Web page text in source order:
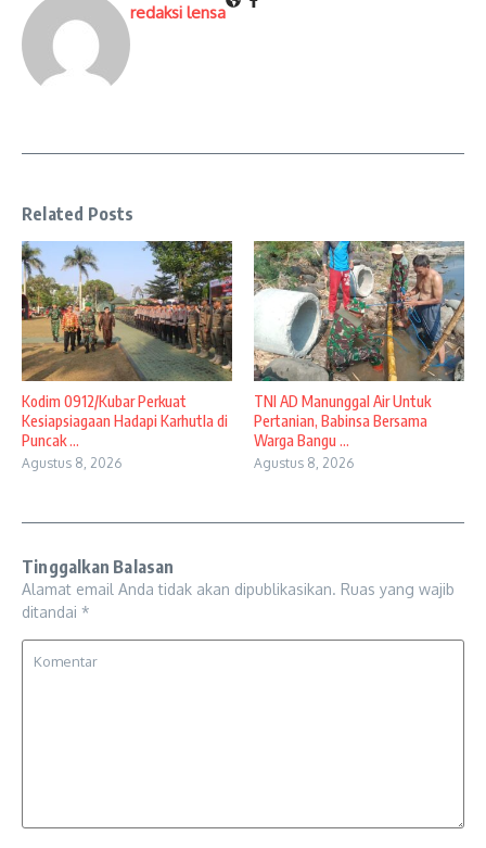
redaksi lensa
Related Posts
Kodim 0912/Kubar Perkuat
Kesiapsiagaan Hadapi Karhutla di
Puncak ...
Agustus 8, 2026
TNI AD Manunggal Air Untuk
Pertanian, Babinsa Bersama
Warga Bangu ...
Agustus 8, 2026
Tinggalkan Balasan
Alamat email Anda tidak akan dipublikasikan. Ruas yang wajib
ditandai *